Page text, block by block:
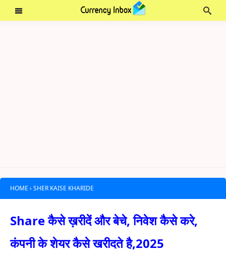
HOME › SHER KAISE KHARIDE
Share कैसे ख़रीदें और बेचे, निवेश कैसे करे,
कंपनी के शेयर कैसे खरीदते है,2025